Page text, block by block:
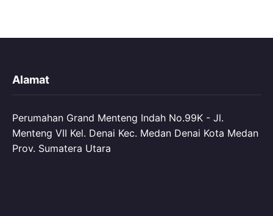
Alamat
Perumahan Grand Menteng Indah No.99K - Jl.
Menteng VII Kel. Denai Kec. Medan Denai Kota Medan
Prov. Sumatera Utara